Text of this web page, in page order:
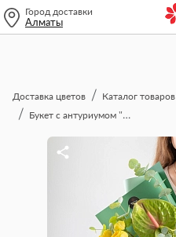
Город доставки
Алматы
Доставка цветов Каталог товаров
Букет с антуриумом "Для него"